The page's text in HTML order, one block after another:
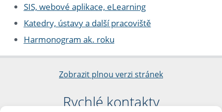
SIS, webové aplikace, eLearning
Katedry, ústavy a další pracoviště
Harmonogram ak. roku
Zobrazit plnou verzi stránek
Rychlé kontakty